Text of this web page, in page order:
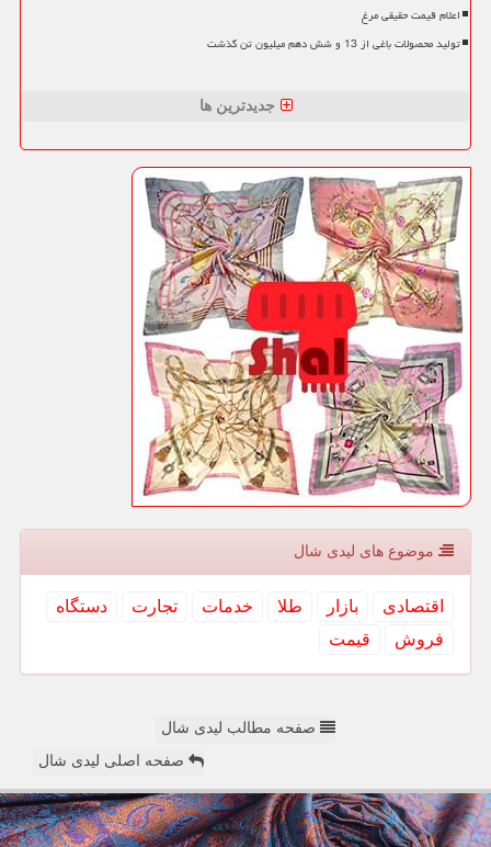
اعلام قیمت حقیقی مرغ
تولید محصولات باغی از 13 و شش دهم میلیون تن گذشت
جدیدترین ها
موضوع های لیدی شال
اقتصادی بازار طلا خدمات تجارت
دستگاه
فروش
قیمت
صفحه مطالب لیدی شال
صفحه اصلی لیدی شال